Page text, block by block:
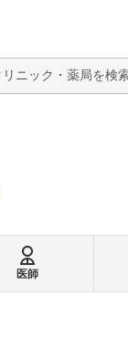
検
医師